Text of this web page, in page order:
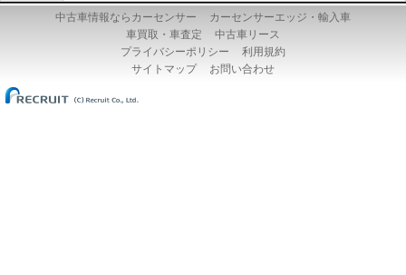
中古車情報ならカーセンサー
カーセンサーエッジ・輸入車
車買取・車査定
中古車リース
プライバシーポリシー
利用規約
サイトマップ
お問い合わせ